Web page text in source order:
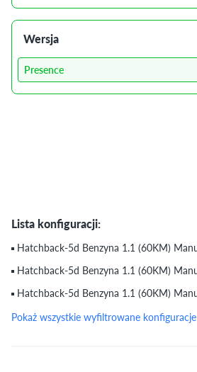
Wersja
Presence
Lista konfiguracji:
Pokaż wszystkie wyfiltrowane konfiguracje